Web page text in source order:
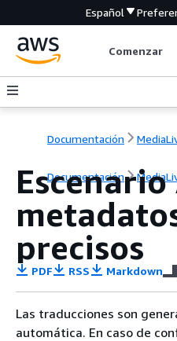
Español
Comenzar
Documentación
Documentación
precisos
PDF RSS Markdown
Las traducciones son
automática. En caso de